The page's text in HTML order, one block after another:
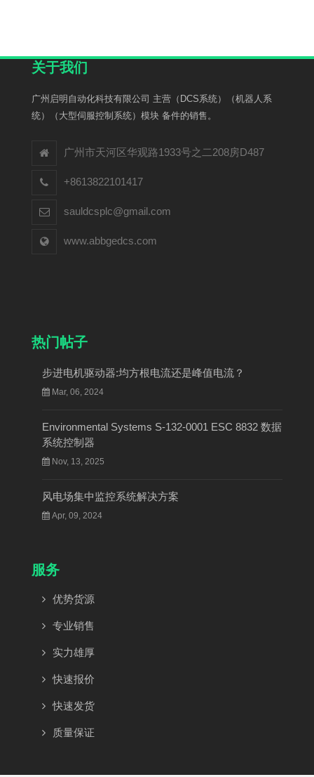
关于我们
广州启明自动化科技有限公司 主营（DCS系统）（机器人系
统）（大型伺服控制系统）模块 备件的销售。
广州市天河区华观路1933号之二208房D487
+8613822101417
sauldcsplc@gmail.com
www.abbgedcs.com
热门帖子
步进电机驱动器:均方根电流还是峰值电流？
Mar, 06, 2024
Environmental Systems S-132-0001 ESC 8832 数据
系统控制器
Nov, 13, 2025
风电场集中监控系统解决方案
Apr, 09, 2024
服务
优势货源
专业销售
实力雄厚
快速报价
快速发货
质量保证